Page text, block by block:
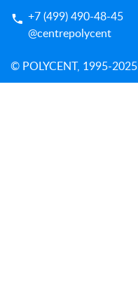
+7 (499) 490-48-45
@centrepolycent
© POLYCENT, 1995-2025